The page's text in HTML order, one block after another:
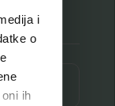
i
o
ih